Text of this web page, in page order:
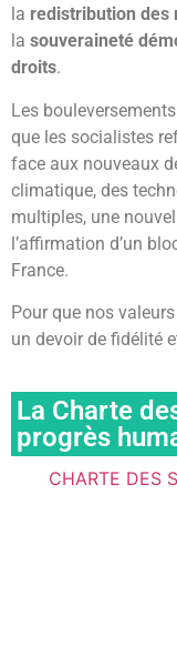
la redistribution des
la souveraineté
droits.
Les
que les socialistes
face aux nouveaux
climatique, des
multiples, une
l’affirmation d’un
France.
Pour que nos
un devoir de fidélité
La Charte
progrès
CHARTE DES